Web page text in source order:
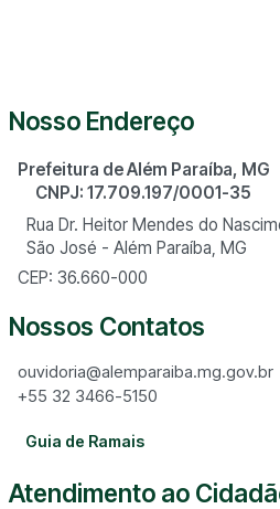
Nosso Endereço
Prefeitura de Além Paraíba, MG
CNPJ: 17.709.197/0001-35
Rua Dr. Heitor Mendes do
São José - Além Paraíba, MG
CEP: 36.660-000
Nossos Contatos
ouvidoria@alemparaiba.mg.gov.br
+55 32 3466-5150
Guia de Ramais
Atendimento ao